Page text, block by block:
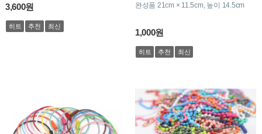
3,600원
히트 추천 최신
완성품 21cm × 11.5cm, 높이 14.5cm
1,000원
히트 추천 최신